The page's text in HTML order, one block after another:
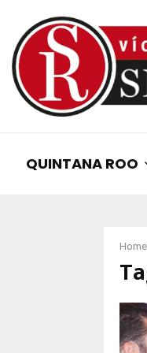
QUINTANA ROO
Home